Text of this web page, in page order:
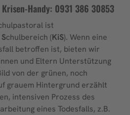
Handy: 0931 386 30853
ist
Schulbereich (KiS). Wenn eine
betroffen ist, bieten wir
und Eltern Unterstützung
von der grünen, noch
grauem Hintergrund erzählt
intensiven Prozess des
eines Todesfalls, z.B.